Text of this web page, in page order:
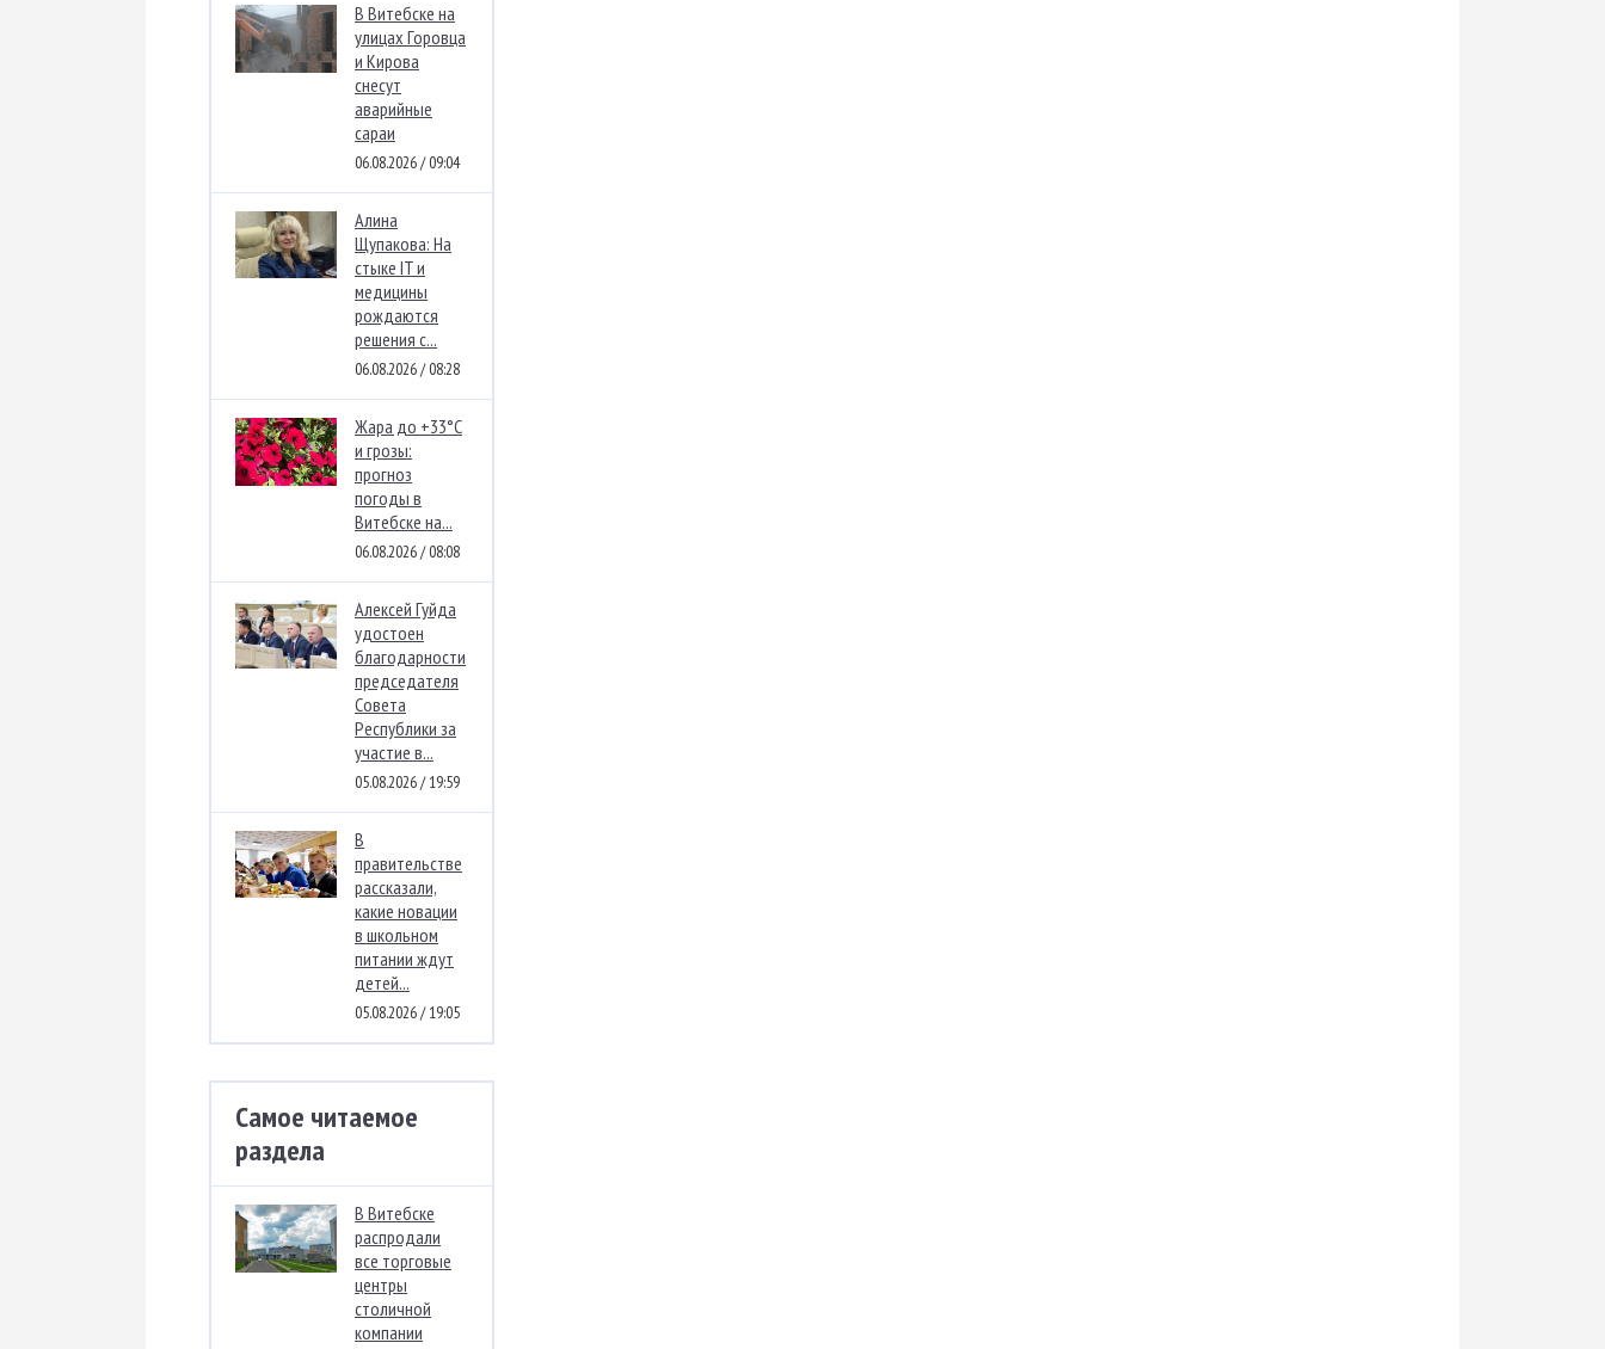
В Витебске на
улицах Горовца
и Кирова
снесут
аварийные
сараи
06.08.2026 / 09:04
Алина
Щупакова: На
стыке IT и
медицины
рождаются
решения с...
06.08.2026 / 08:28
Жара до +33°C
и грозы:
прогноз
погоды в
Витебске на...
06.08.2026 / 08:08
Алексей Гуйда
удостоен
благодарности
председателя
Совета
Республики за
участие в...
05.08.2026 / 19:59
В
правительстве
рассказали,
какие новации
в школьном
питании ждут
детей...
05.08.2026 / 19:05
Самое читаемое
раздела
В Витебске
распродали
все торговые
центры
столичной
компании